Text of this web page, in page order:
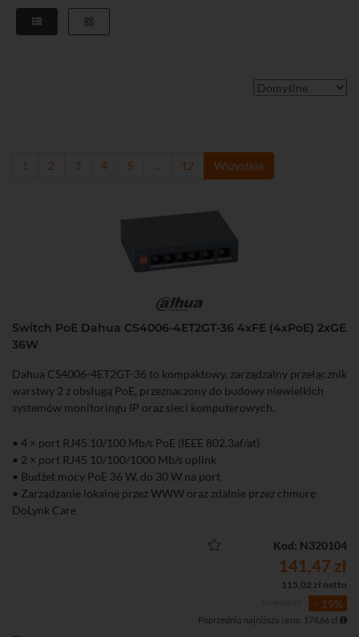
1 2 3 4 5 ... 12 Wszystkie
Switch PoE Dahua CS4006-4ET2GT-36 4xFE (4xPoE) 2xGE
36W
Dahua CS4006-4ET2GT-36 to kompaktowy, zarządzalny przełącznik
warstwy 2 z obsługą PoE, przeznaczony do budowy niewielkich
systemów monitoringu IP oraz sieci komputerowych.
• 4 × port RJ45 10/100 Mb/s PoE (IEEE 802.3af/at)
• 2 × port RJ45 10/100/1000 Mb/s uplink
• Budżet mocy PoE 36 W, do 30 W na port
• Zarządzanie lokalne przez WWW oraz zdalnie przez chmurę
DoLynk Care
• Funkcja PoE Watchdog automatycznie restartująca zawieszone
• Obsługa IEEE 802.1Q VLAN, LLDP, Port Isolation, Port Mirroring
• Metalowa obudowa przystosowana do montażu na biurku lub
Kod: N320104
141,47 zł
115,02 zł netto
- 19%
Poprzednia najniższa cena: 174,66 zł